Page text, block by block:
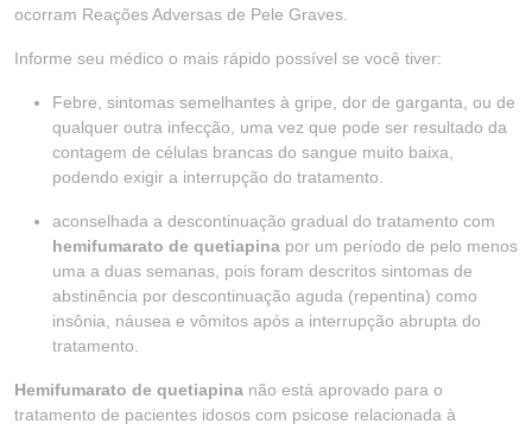
ocorram Reações Adversas de Pele Graves.
Informe seu médico o mais rápido possível se você tiver:
Febre, sintomas semelhantes à gripe, dor de garganta, ou de
qualquer outra infecção, uma vez que pode ser resultado da
contagem de células brancas do sangue muito baixa,
podendo exigir a interrupção do tratamento.
aconselhada a descontinuação gradual do tratamento com
hemifumarato de quetiapina por um período de pelo menos
uma a duas semanas, pois foram descritos sintomas de
abstinência por descontinuação aguda (repentina) como
insônia, náusea e vômitos após a interrupção abrupta do
tratamento.
Hemifumarato de quetiapina não está aprovado para o
tratamento de pacientes idosos com psicose relacionada à